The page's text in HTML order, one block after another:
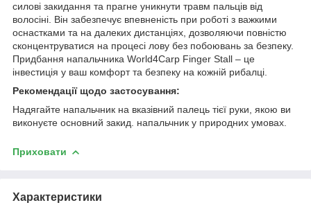
силові закидання та прагне уникнути травм пальців від
волосіні. Він забезпечує впевненість при роботі з важкими
оснастками та на далеких дистанціях, дозволяючи повністю
сконцентруватися на процесі лову без побоювань за безпеку.
Придбання напальчника World4Carp Finger Stall – це
інвестиція у ваш комфорт та безпеку на кожній рибалці.
Рекомендації щодо застосування:
Надягайте напальчник на вказівний палець тієї руки, якою ви
виконуєте основний закид. напальчник у природних умовах.
Приховати
Характеристики